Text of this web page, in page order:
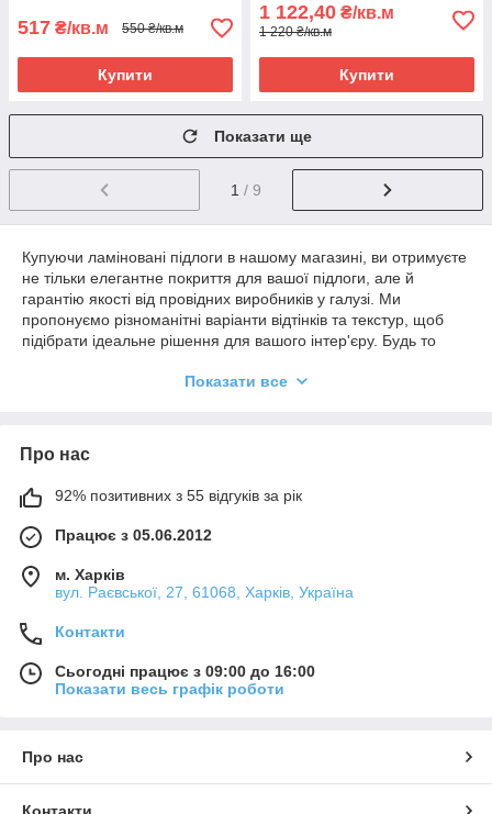
517 ₴/кв.м 550 ₴/кв.м
Купити
1 122,40 ₴/кв.м
1 220 ₴/кв.м
Купити
Показати ще
1 / 9
Купуючи ламіновані підлоги в нашому магазині, ви отримуєте
не тільки елегантне покриття для вашої підлоги, але й
гарантію якості від провідних виробників у галузі. Ми
пропонуємо різноманітні варіанти відтінків та текстур, щоб
підібрати ідеальне рішення для вашого інтер'єру. Будь то
стануть надійним і привабливим доповненням для вашого
Показати все
Про нас
92% позитивних з 55 відгуків за рік
Працює з 05.06.2012
м. Харків
вул. Раєвської, 27, 61068, Харків, Україна
Контакти
Сьогодні працює з 09:00 до 16:00
Показати весь графік роботи
Про нас